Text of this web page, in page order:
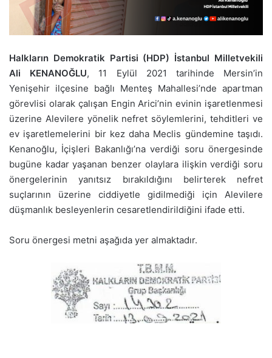
Halkların Demokratik Partisi (HDP) İstanbul Milletvekili
Ali KENANOĞLU, 11 Eylül 2021 tarihinde Mersin’in
Yenişehir ilçesine bağlı Menteş Mahallesi’nde apartman
görevlisi olarak çalışan Engin Arici’nin evinin işaretlenmesi
üzerine Alevilere yönelik nefret söylemlerini, tehditleri ve
ev işaretlemelerini bir kez daha Meclis gündemine taşıdı.
Kenanoğlu, İçişleri Bakanlığı’na verdiği soru önergesinde
bugüne kadar yaşanan benzer olaylara ilişkin verdiği soru
önergelerinin yanıtsız bırakıldığını belirterek nefret
suçlarının üzerine ciddiyetle gidilmediği için Alevilere
düşmanlık besleyenlerin cesaretlendirildiğini ifade etti.
Soru önergesi metni aşağıda yer almaktadır.